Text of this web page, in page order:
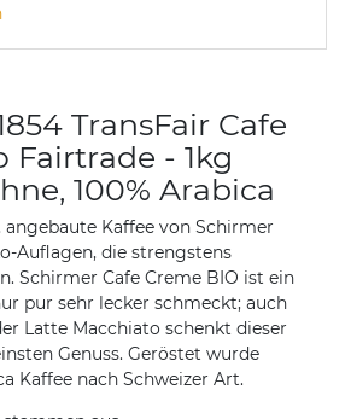
TransFair Cafe
Fairtrade - 1kg
100% Arabica
Kaffee von Schirmer
Auflagen, die strengstens
Schirmer Cafe Creme BIO ist ein
pur sehr lecker schmeckt; auch
Latte Macchiato schenkt dieser
Genuss. Geröstet wurde
Kaffee nach Schweizer Art.